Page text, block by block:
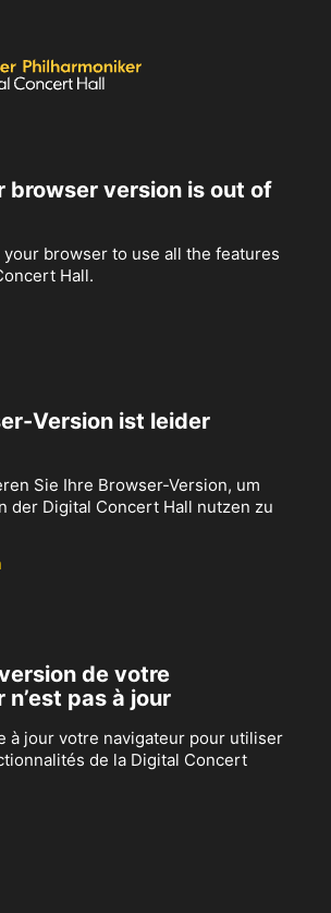
browser version is out of
your browser to use all the features
Hall.
Version ist leider
Sie Ihre Browser-Version, um
der Digital Concert Hall nutzen zu
de votre
pas à jour
à jour votre navigateur pour utiliser
de la Digital Concert